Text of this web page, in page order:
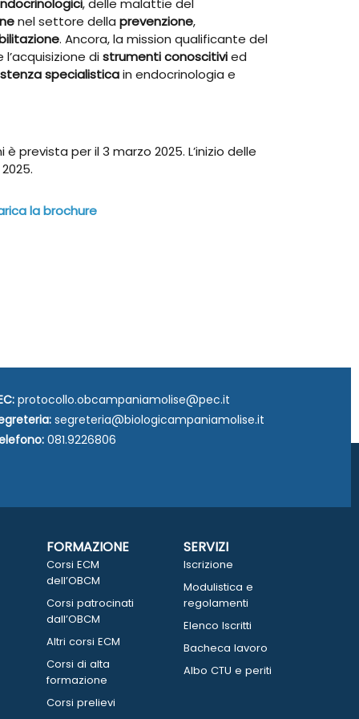
, delle malattie del
nel settore della prevenzione,
. Ancora, la mission qualificante del
distrumenti conoscitivied
specialisticain endocrinologia e
prevista per il 3 marzo 2025. L’inizio delle
la brochure
protocollo.obcampaniamolise@pec.it
segreteria@biologicampaniamolise.it
081.9226806
FORMAZIONE
Corsi ECM
dell’OBCM
Corsi patrocinati
dall’OBCM
Altri corsi ECM
Corsi di alta
formazione
Corsi prelievi
SERVIZI
Iscrizione
Modulistica e
regolamenti
Elenco Iscritti
Bacheca lavoro
Albo CTU e periti